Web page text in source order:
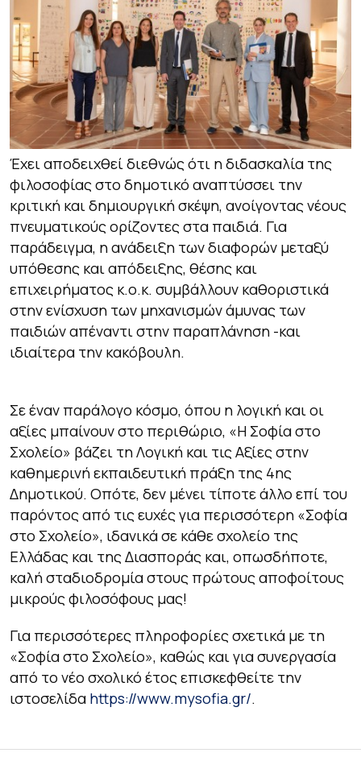
Έχει αποδειχθεί διεθνώς ότι η διδασκαλία της
φιλοσοφίας στο δημοτικό αναπτύσσει την
κριτική και δημιουργική σκέψη, ανοίγοντας νέους
πνευματικούς ορίζοντες στα παιδιά. Για
παράδειγμα, η ανάδειξη των διαφορών μεταξύ
υπόθεσης και απόδειξης, θέσης και
επιχειρήματος κ.ο.κ. συμβάλλουν καθοριστικά
στην ενίσχυση των μηχανισμών άμυνας των
παιδιών απέναντι στην παραπλάνηση -και
ιδιαίτερα την κακόβουλη.
Σε έναν παράλογο κόσμο, όπου η λογική και οι
αξίες μπαίνουν στο περιθώριο, «Η Σοφία στο
Σχολείο» βάζει τη Λογική και τις Αξίες στην
καθημερινή εκπαιδευτική πράξη της 4ης
Δημοτικού. Οπότε, δεν μένει τίποτε άλλο επί του
παρόντος από τις ευχές για περισσότερη «Σοφία
στο Σχολείο», ιδανικά σε κάθε σχολείο της
Ελλάδας και της Διασποράς και, οπωσδήποτε,
καλή σταδιοδρομία στους πρώτους αποφοίτους
μικρούς φιλοσόφους μας!
Για περισσότερες πληροφορίες σχετικά με τη
«Σοφία στο Σχολείο», καθώς και για συνεργασία
από το νέο σχολικό έτος επισκεφθείτε την
ιστοσελίδα https://www.mysofia.gr/.